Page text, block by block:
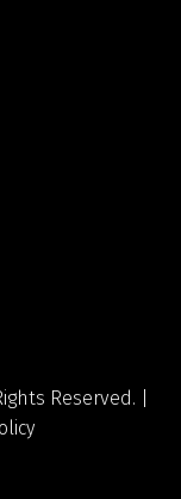
Reserved. |